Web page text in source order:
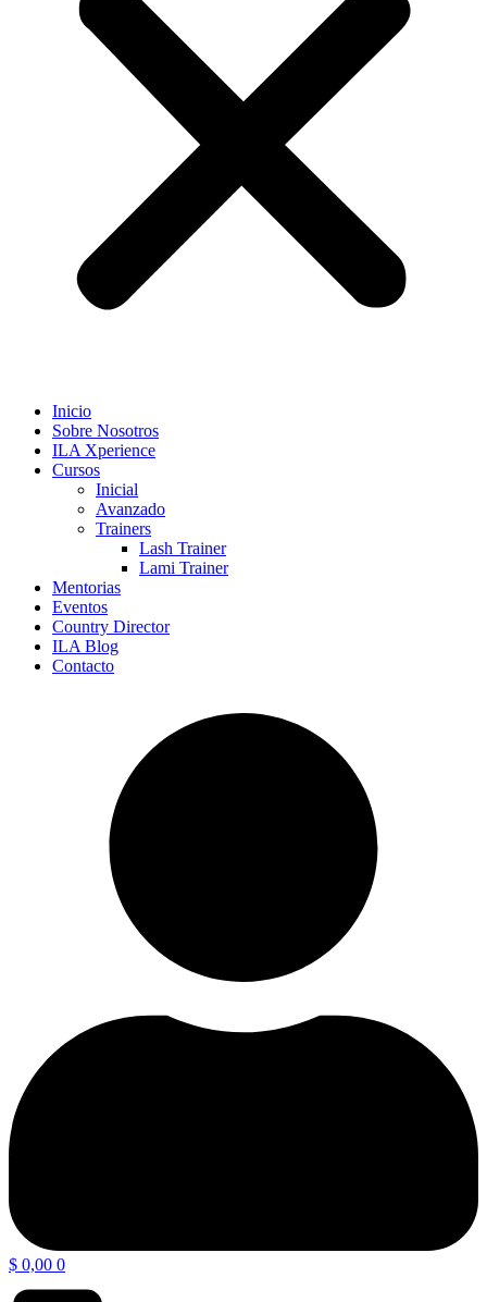
Inicio
Sobre Nosotros
ILA Xperience
Cursos
Inicial
Avanzado
Trainers
Lash Trainer
Lami Trainer
Mentorias
Eventos
Country Director
ILA Blog
Contacto
$ 0,00 0